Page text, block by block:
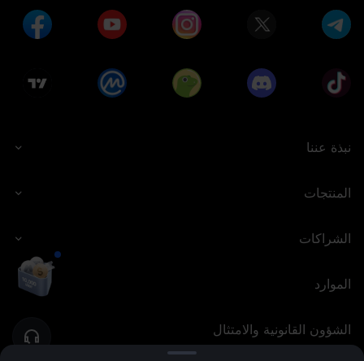
نبذة عننا
المنتجات
الشراكات
الموارد
الشؤون القانونية والامتثال